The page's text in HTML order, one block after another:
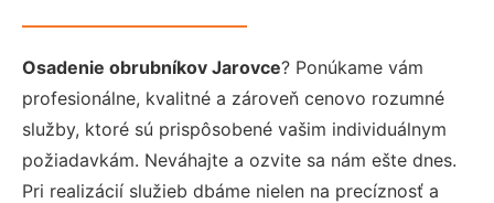
Osadenie obrubníkov Jarovce? Ponúkame vám
profesionálne, kvalitné a zároveň cenovo rozumné
služby, ktoré sú prispôsobené vašim individuálnym
požiadavkám. Neváhajte a ozvite sa nám ešte dnes.
Pri realizácií služieb dbáme nielen na precíznosť a